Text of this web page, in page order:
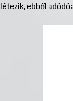
létezik, ebből